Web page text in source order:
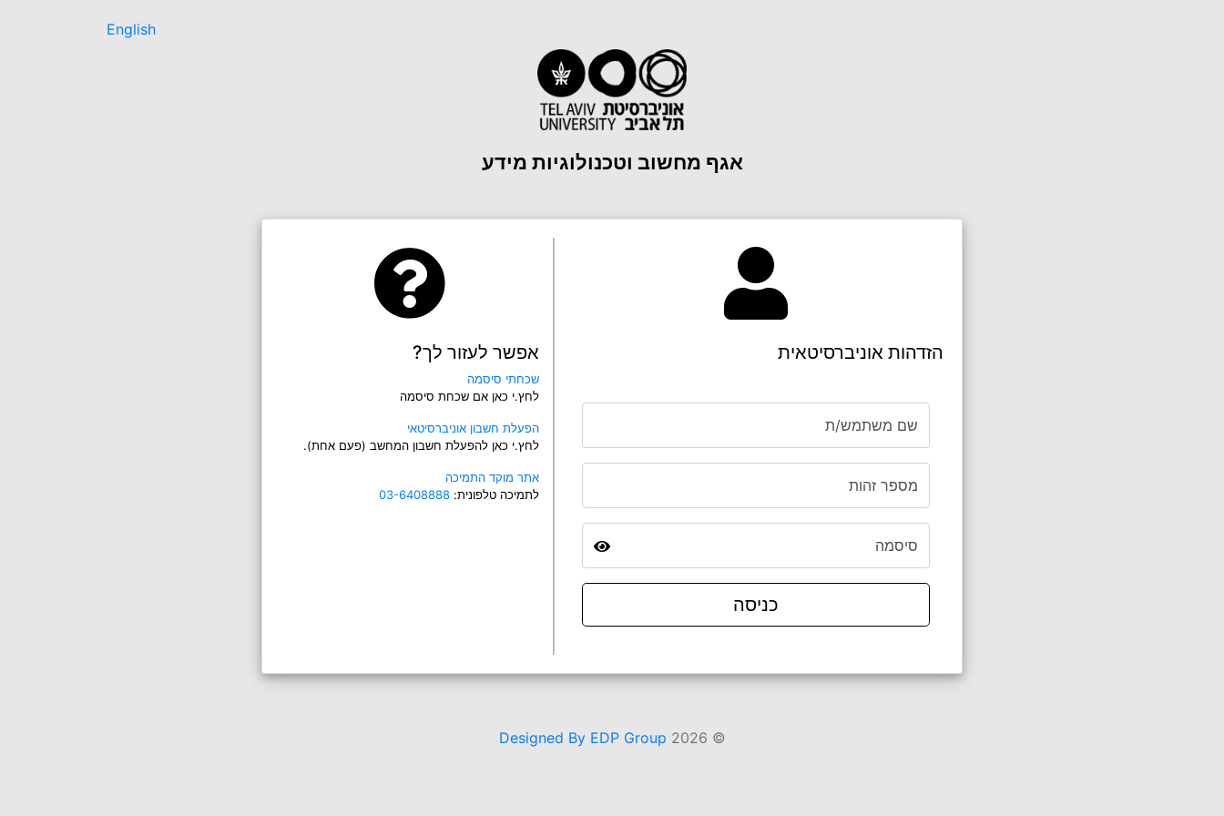
English
אגף מחשוב וטכנולוגיות מידע
הזדהות אוניברסיטאית
שם משתמש/ת
מספר זהות
סיסמה
כניסה
אפשר לעזור לך?
שכחתי סיסמה
לחץ.י כאן אם שכחת סיסמה
הפעלת חשבון אוניברסיטאי
לחץ.י כאן להפעלת חשבון המחשב (פעם אחת).
אתר מוקד התמיכה
לתמיכה טלפונית:03-6408888
©
Designed By EDP Group 2026